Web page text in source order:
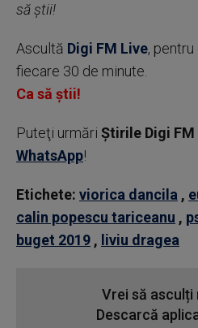
să știi!
Ascultă Digi FM Live,
fiecare 30 de minute.
Ca să știi!
Puteţi urmări Știrile Digi FM
WhatsApp!
Etichete: viorica dancila ,
calin popescu tariceanu ,
buget 2019 , liviu dragea
Vrei să asculți
Descarcă